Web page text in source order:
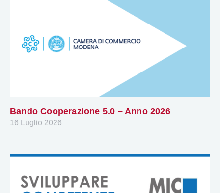
Bando Cooperazione 5.0 – Anno 2026
16 Luglio 2026